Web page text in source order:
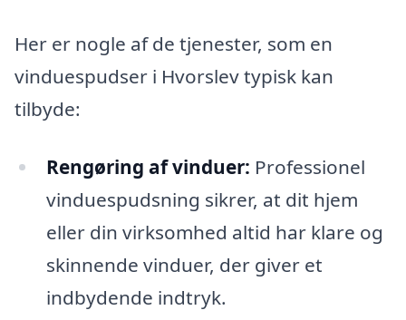
Her er nogle af de tjenester, som en
vinduespudser i Hvorslev typisk kan
tilbyde:
Rengøring af vinduer: Professionel
vinduespudsning sikrer, at dit hjem
eller din virksomhed altid har klare og
skinnende vinduer, der giver et
indbydende indtryk.